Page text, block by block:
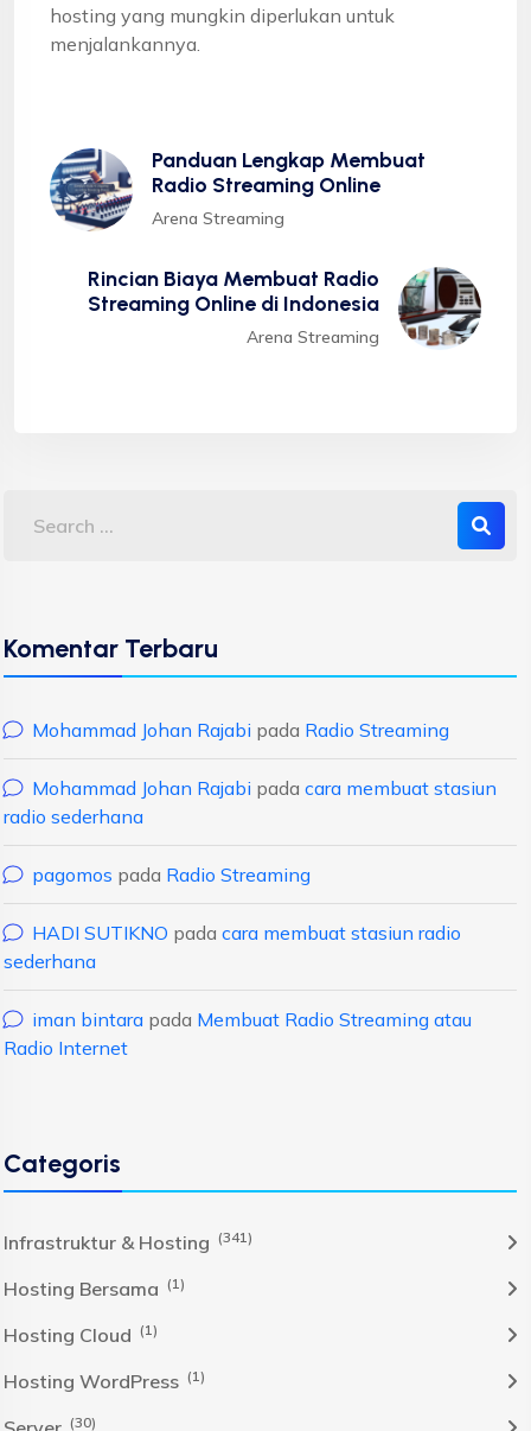
hosting yang mungkin diperlukan untuk
menjalankannya.
Panduan Lengkap Membuat
Radio Streaming Online
Arena Streaming
Rincian Biaya Membuat Radio
Streaming Online di Indonesia
Arena Streaming
Komentar Terbaru
Mohammad Johan Rajabi pada Radio Streaming
Mohammad Johan Rajabi pada cara membuat stasiun
radio sederhana
pagomos pada Radio Streaming
HADI SUTIKNO pada cara membuat stasiun radio
sederhana
iman bintara pada Membuat Radio Streaming atau
Radio Internet
Categoris
Infrastruktur & Hosting (341)
Hosting Bersama (1)
Hosting Cloud (1)
Hosting WordPress (1)
(30)